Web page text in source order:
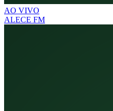
AO VIVO
ALECE FM